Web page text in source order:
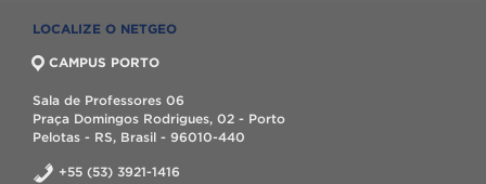
LOCALIZE O NETGEO
CAMPUS PORTO
Sala de Professores 06
Praça Domingos Rodrigues, 02 - Porto
Pelotas - RS, Brasil - 96010-440
+55 (53) 3921-1416